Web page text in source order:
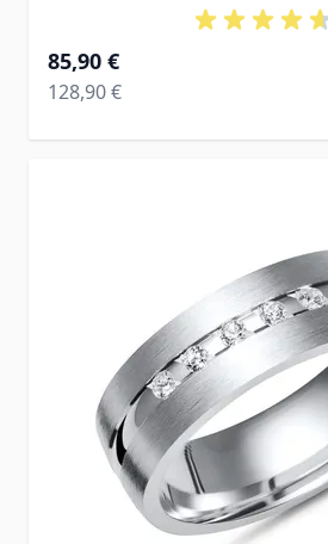
À partir de
85,90 €
Prix normal
128,90 €